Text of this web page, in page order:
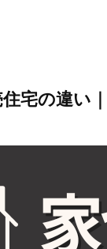
宅の違い